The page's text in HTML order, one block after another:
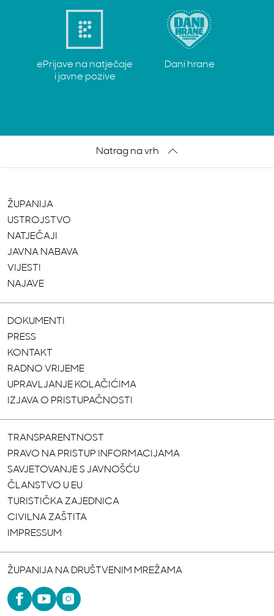
ePrijave na natječaje
i javne pozive
Dani hrane
Natrag na vrh
ŽUPANIJA
USTROJSTVO
NATJEČAJI
JAVNA NABAVA
VIJESTI
NAJAVE
DOKUMENTI
PRESS
KONTAKT
RADNO VRIJEME
UPRAVLJANJE KOLAČIĆIMA
IZJAVA O PRISTUPAČNOSTI
TRANSPARENTNOST
PRAVO NA PRISTUP INFORMACIJAMA
SAVJETOVANJE S JAVNOŠĆU
ČLANSTVO U EU
TURISTIČKA ZAJEDNICA
CIVILNA ZAŠTITA
IMPRESSUM
ŽUPANIJA NA DRUŠTVENIM MREŽAMA